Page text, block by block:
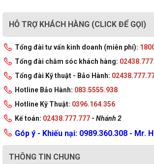
HỖ TRỢ KHÁCH HÀNG (CLICK ĐỂ GỌI)
Tổng đài tư vấn kinh doanh (miễn phí):
Tổng đài chăm sóc khách hàng:
Tổng đài Kỹ thuật - Bảo Hành:
Hotline Bảo Hành: 083.5555.938
Hotline Kỹ Thuật: 0396.164.356
Kế toán: 02438.777.777 - Nhánh 2
Góp ý - Khiếu nại: 0989.360.308 - Mr.
THÔNG TIN CHUNG